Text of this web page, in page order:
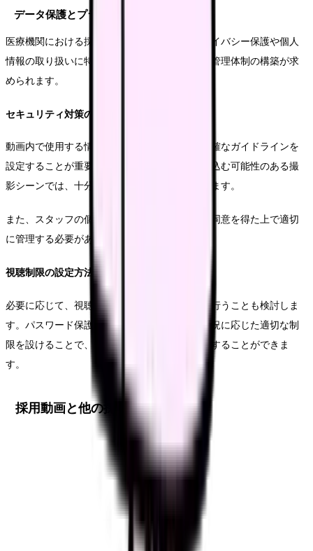
データ保護とプライバシー配慮
医療機関における採用動画では、患者様のプライバシー保護や個人
情報の取り扱いに特に注意が必要です。適切な管理体制の構築が求
められます。
セキュリティ対策の具体策
動画内で使用する情報の取り扱いについて、明確なガイドラインを
設定することが重要です。特に、患者様が映り込む可能性のある撮
影シーンでは、十分な配慮と対策が必要となります。
また、スタッフの個人情報についても、本人の同意を得た上で適切
に管理する必要があります。
視聴制限の設定方法
必要に応じて、視聴者を限定するための設定を行うことも検討しま
す。パスワード保護や視聴期間の設定など、状況に応じた適切な制
限を設けることで、セキュリティリスクを軽減することができま
す。
採用動画と他の採用施策との連携